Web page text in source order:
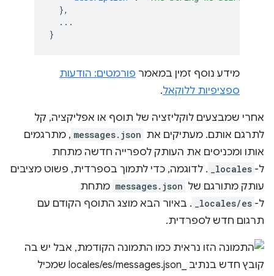
},
...
}
מידע נוסף זמין במאמר פורמטים: הודעות
ספציפיות ללוקאל.
אחרי שמבצעים לוקליזציה של תוסף או אפליקציה, קל
לתרגם אותם. מעתיקים את messages.json , מתרגמים
אותו ומכניסים את העותק לספרייה חדשה מתחת
ל- _locales
. לדוגמה, כדי לתמוך בספרדית, פשוט מציבים
עותק מתורגם של messages.json מתחת
ל- _locales/es
. באיור הבא מוצג התוסף הקודם עם
תרגום חדש לספרדית.